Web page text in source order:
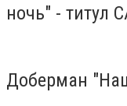
ночь" - титул
Доберман